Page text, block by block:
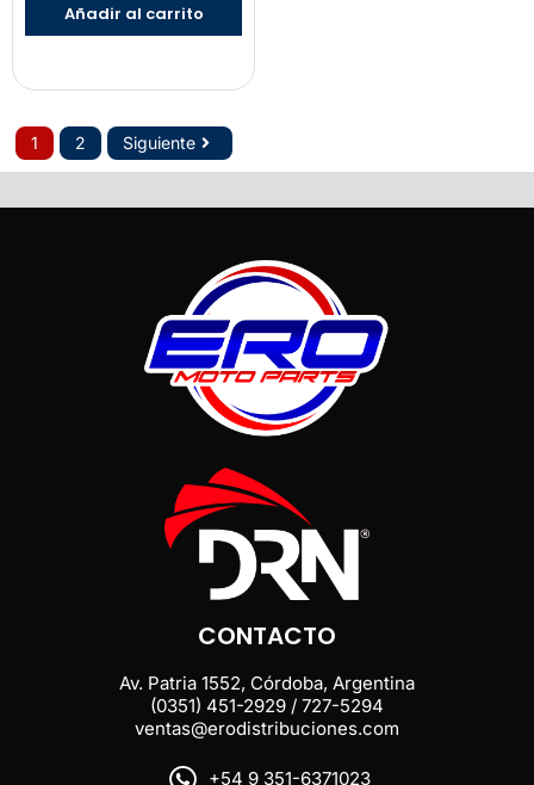
Añadir al carrito
1 2 Siguiente
CONTACTO
Av. Patria 1552, Córdoba, Argentina
(0351) 451-2929 / 727-5294
ventas@erodistribuciones.com
+54 9 351-6371023